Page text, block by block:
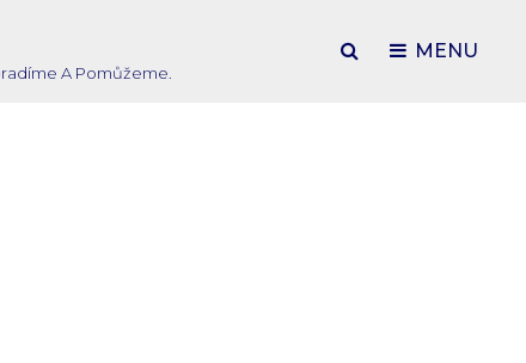
A Pomůžeme.
SEARCH
MENU